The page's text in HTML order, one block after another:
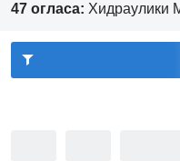
47 огласа: Хидраулики